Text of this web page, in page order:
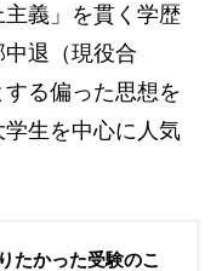
主義」を貫く学歴
退（現役合
る偏った思想を
生を中心に人気
たかった受験のこ